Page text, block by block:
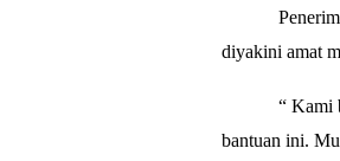
diyakini amat
“ Kami
bantuan ini.